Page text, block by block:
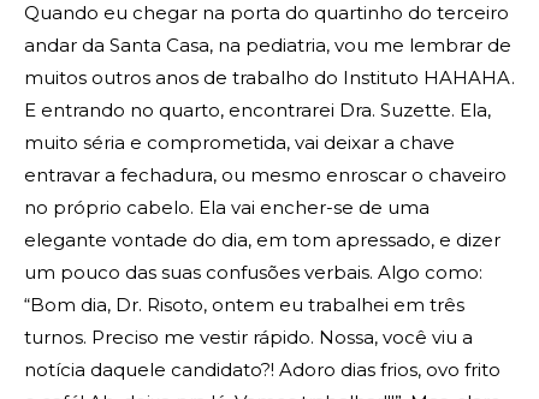
Quando eu chegar na porta do quartinho do terceiro
andar da Santa Casa, na pediatria, vou me lembrar de
muitos outros anos de trabalho do Instituto HAHAHA.
E entrando no quarto, encontrarei Dra. Suzette. Ela,
muito séria e comprometida, vai deixar a chave
entravar a fechadura, ou mesmo enroscar o chaveiro
no próprio cabelo. Ela vai encher-se de uma
elegante vontade do dia, em tom apressado, e dizer
um pouco das suas confusões verbais. Algo como:
“Bom dia, Dr. Risoto, ontem eu trabalhei em três
turnos. Preciso me vestir rápido. Nossa, você viu a
notícia daquele candidato?! Adoro dias frios, ovo frito